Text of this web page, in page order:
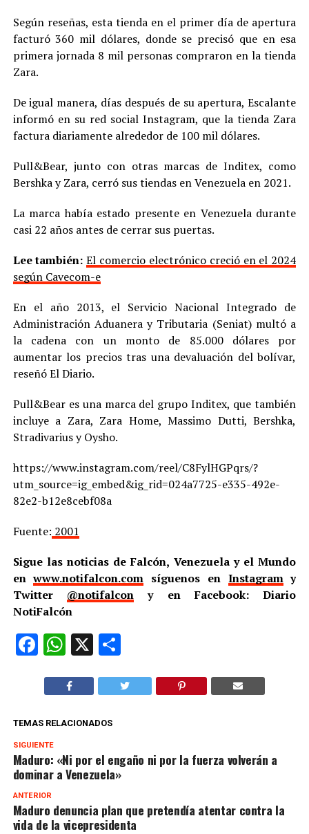
Según reseñas, esta tienda en el primer día de apertura
facturó 360 mil dólares, donde se precisó que en esa
primera jornada 8 mil personas compraron en la tienda
Zara.
De igual manera, días después de su apertura, Escalante
informó en su red social Instagram, que la tienda Zara
factura diariamente alrededor de 100 mil dólares.
Pull&Bear, junto con otras marcas de Inditex, como
Bershka y Zara, cerró sus tiendas en Venezuela en 2021.
La marca había estado presente en Venezuela durante
casi 22 años antes de cerrar sus puertas.
Lee también:El comercio electrónico creció en el 2024
según Cavecom-e
En el año 2013, el Servicio Nacional Integrado de
Administración Aduanera y Tributaria (Seniat) multó a
la cadena con un monto de 85.000 dólares por
aumentar los precios tras una devaluación del bolívar,
reseñó El Diario.
Pull&Bear es una marca del grupo Inditex, que también
incluye a Zara, Zara Home, Massimo Dutti, Bershka,
Stradivarius y Oysho.
https://www.instagram.com/reel/C8FylHGPqrs/?
utm_source=ig_embed&ig_rid=024a7725-e335-492e-
82e2-b12e8cebf08a
Fuente: 2001
Sigue las noticias de Falcón, Venezuela y el Mundo
enwww.notifalcon.com síguenos en Instagramy
Twitter @notifalcon y en Facebook: Diario
NotiFalcón
Facebook
WhatsApp
X Compartir
TEMAS RELACIONADOS
SIGUIENTE
Maduro: «Ni por el engaño ni por la fuerza volverán a
dominar a Venezuela»
ANTERIOR
Maduro denuncia plan que pretendía atentar contra la
vida de la vicepresidenta